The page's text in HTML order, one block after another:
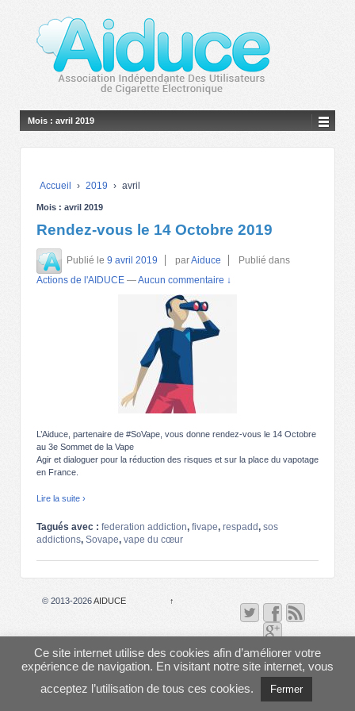
Mois : avril 2019
Accueil › 2019 › avril
Mois : avril 2019
Rendez-vous le 14 Octobre 2019
Publié le 9 avril 2019 parAiduce
Publié dans
Actions de l'AIDUCE —Aucun commentaire ↓
L’Aiduce, partenaire de #SoVape, vous donne rendez-vous le 14 Octobre
au 3e Sommet de la Vape
Agir et dialoguer pour la réduction des risques et sur la place du vapotage
en France.
Lire la suite ›
Tagués avec : federation addiction, fivape, respadd, sos
addictions, Sovape, vape du cœur
© 2013-2026AIDUCE ↑
Ce site internet utilise des cookies afin d’améliorer votre
expérience de navigation. En visitant notre site internet, vous
acceptez l’utilisation de tous ces cookies.
Fermer